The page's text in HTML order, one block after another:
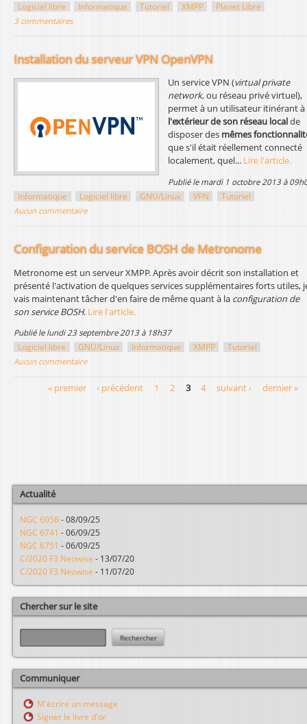
Logiciel libre
Informatique Tutoriel XMPP
Planet Libre
3 commentaires
Installation du serveur VPN OpenVPN
Un service VPN (virtual private
network, ou réseau privé virtuel),
permet à un utilisateur itinérant à
l'extérieur de son réseau localde
disposer des mêmes
que s'il était réellement connecté
localement, quel... Lire l'article.
publié le mardi 1 octobre 2013 à
Informatique
Logiciel libre GNU/Linux VPN
Tutoriel
Aucun commentaire
Configuration du service BOSH de Metronome
Metronome est un serveur XMPP. Après avoir décrit son installation et
présenté l'activation de quelques services supplémentaires forts utiles,
vais maintenant tâcher d'en faire de même quant à la configuration de
son service BOSH. Lire l'article.
publié le lundi 23 septembre 2013 à 18h37
Logiciel libre
GNU/Linux Informatique XMPP
Tutoriel
Aucun commentaire
s
« premier ‹ précédent 1 2 3 4 suivant › dernier »
Actualité
NGC 6058 - 08/09/25
NGC 6741 - 06/09/25
NGC 6751 - 06/09/25
C/2020 F3 Neowise - 13/07/20
C/2020 F3 Neowise - 11/07/20
Chercher sur le site
R
e
c
h
e
Communiquer
M'écrire un message
Signer le livre d'or